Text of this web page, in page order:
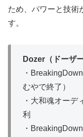
ため、パワーと技術
す。
Dozer（ドーザ
・
むやで終了）
・大和魂オーデ
利
・